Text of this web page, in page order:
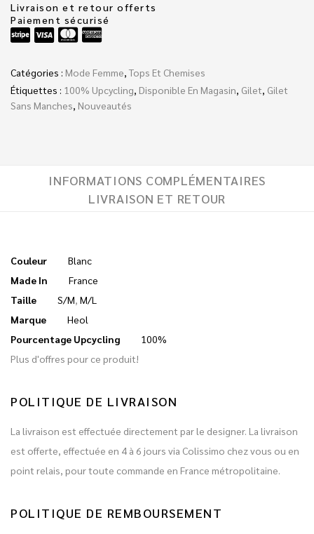
Livraison et retour offerts
Paiement sécurisé
Catégories : Mode Femme Tops Et Chemises
Étiquettes : 100% Upcycling Disponible En Magasin Gilet Gilet
Sans Manches Nouveautés
INFORMATIONS COMPLÉMENTAIRES
LIVRAISON ET RETOUR
Couleur
Blanc
Made In
France
Taille
S/M, M/L
Marque
Heol
Pourcentage Upcycling
100%
Plus d'offres pour ce produit!
POLITIQUE DE LIVRAISON
La livraison est effectuée directement par le designer. La livraison
est offerte, effectuée en 4 à 6 jours via Colissimo chez vous ou en
point relais, pour toute commande en France métropolitaine.
POLITIQUE DE REMBOURSEMENT